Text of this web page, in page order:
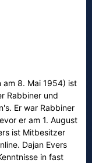
am 8. Mai 1954) ist
Rabbiner und
Er war Rabbiner
er am 1. August
ist Mitbesitzer
Dajan Evers
in fast